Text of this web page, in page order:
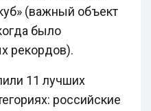
(важный объект
было
рекордов).
11 лучших
российские